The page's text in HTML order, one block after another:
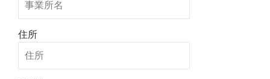
住所